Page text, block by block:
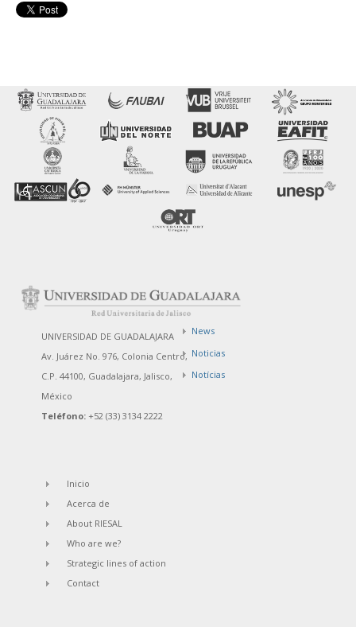
UNIVERSIDAD DE GUADALAJARA
Av. Juárez No. 976, Colonia Centro,
C.P. 44100, Guadalajara, Jalisco,
México
Teléfono: +52 (33) 3134 2222
News
Noticias
Notícias
Inicio
Acerca de
About RIESAL
Who are we?
Strategic lines of action
Contact